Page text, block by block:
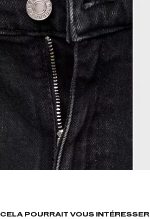
CELA POURRAIT VOUS INTÉRESSER